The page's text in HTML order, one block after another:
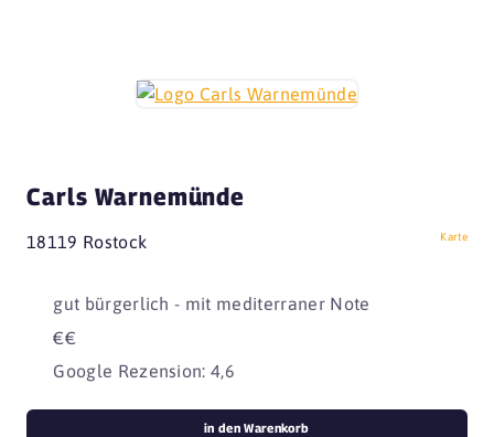
Carls Warnemünde
18119 Rostock Karte
gut bürgerlich - mit mediterraner Note
€€
Google Rezension: 4,6
in den Warenkorb